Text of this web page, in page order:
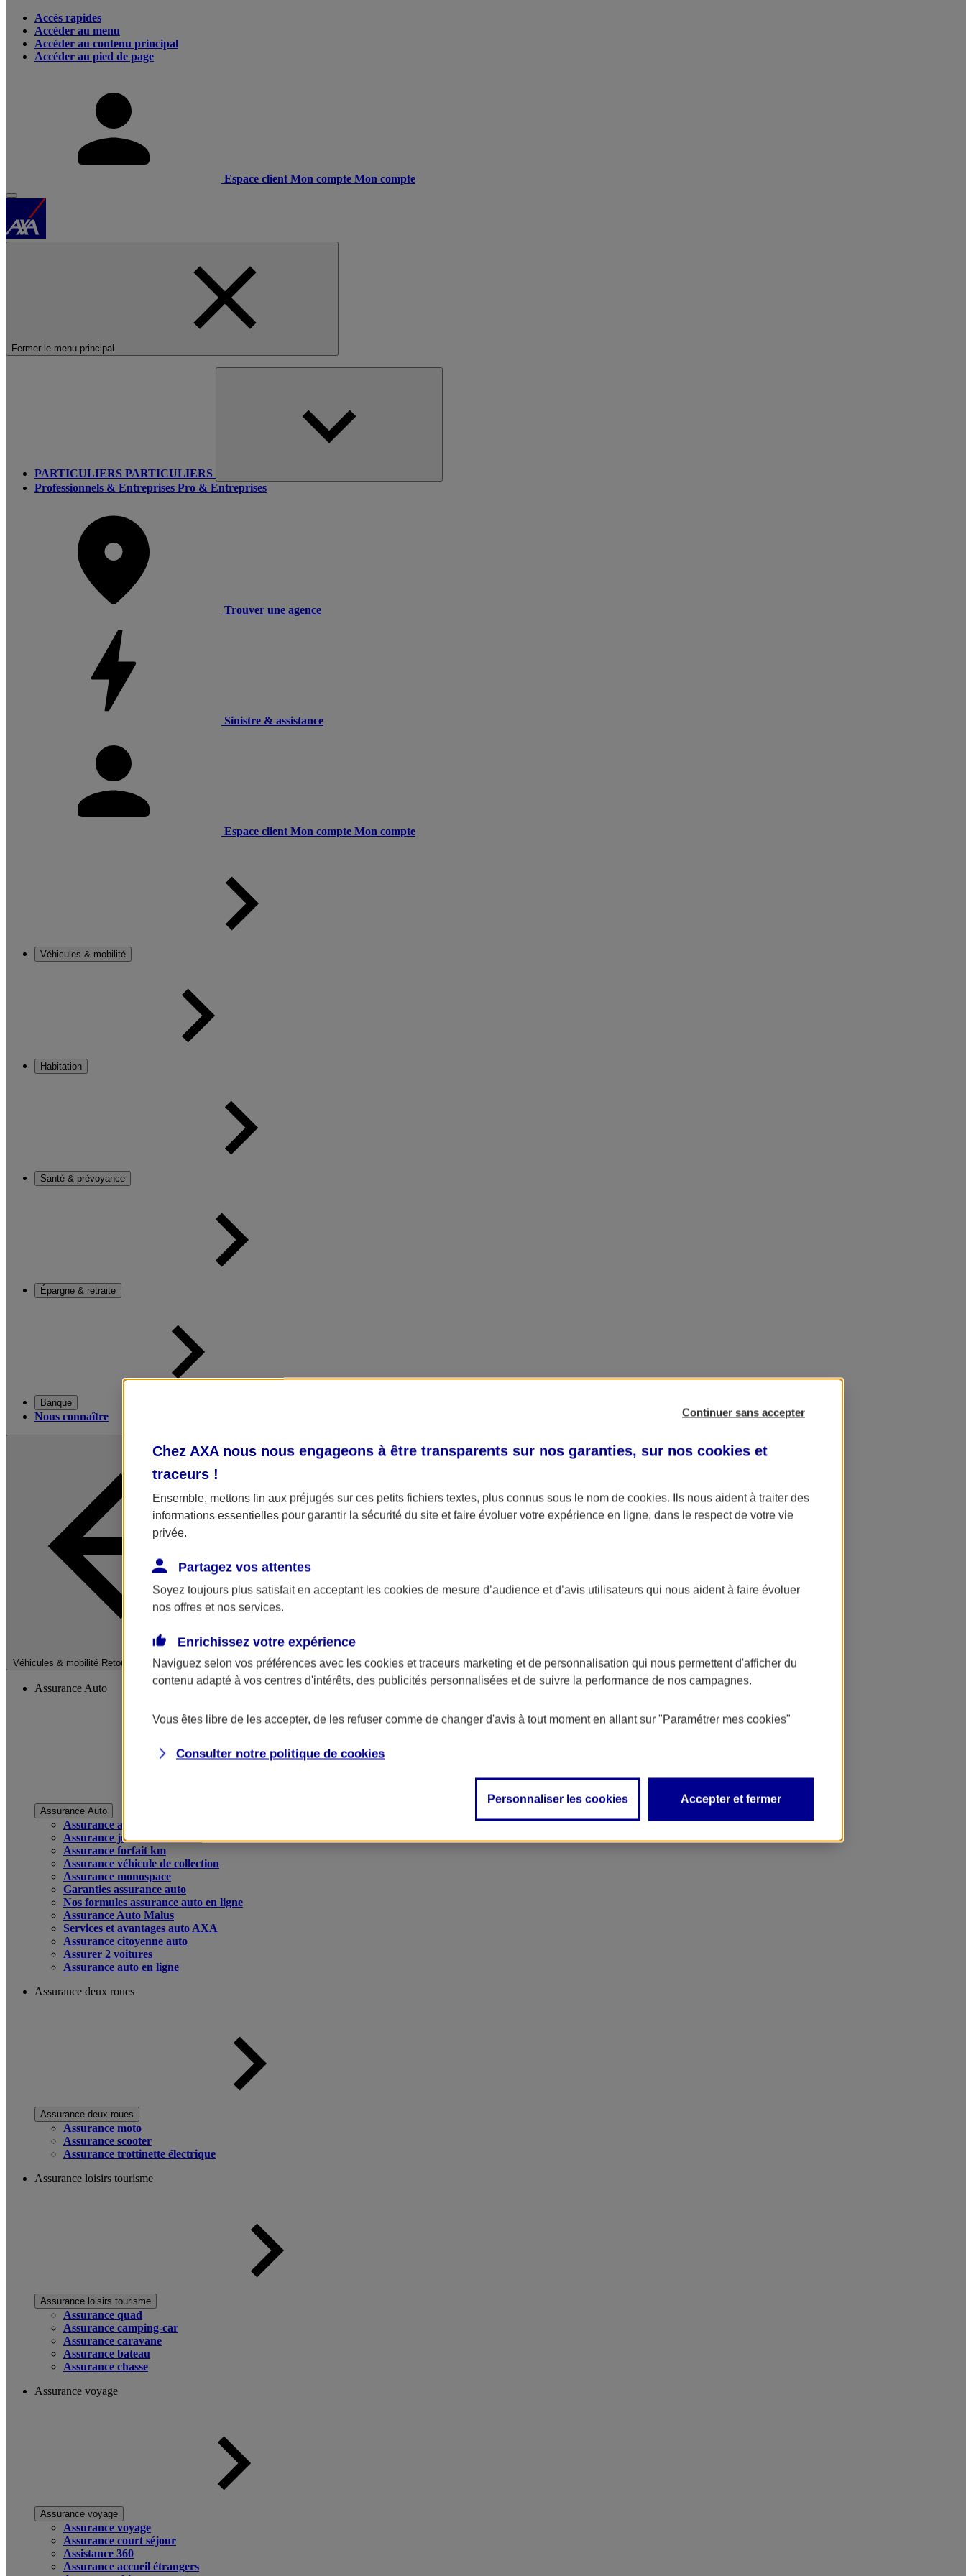
Accès rapides
Accéder au menu
Accéder au contenu principal
Accéder au pied de page
Espace client Mon compte Mon compte
Fermer le menu principal
PARTICULIERS PARTICULIERS
Professionnels & Entreprises Pro & Entreprises
Trouver une agence
Sinistre & assistance
Espace client Mon compte Mon compte
Véhicules & mobilité
Habitation
Santé & prévoyance
Épargne & retraite
Banque
Nous connaître
Véhicules & mobilité Retour à la section précédente
Fermer le menu principal
Assurance Auto
Assurance Auto
Assurance auto
Assurance jeune conducteur
Assurance forfait km
Assurance véhicule de collection
Assurance monospace
Garanties assurance auto
Nos formules assurance auto en ligne
Assurance Auto Malus
Services et avantages auto AXA
Assurance citoyenne auto
Assurer 2 voitures
Assurance auto en ligne
Assurance deux roues
Assurance deux roues
Assurance moto
Assurance scooter
Assurance trottinette électrique
Assurance loisirs tourisme
Assurance loisirs tourisme
Assurance quad
Assurance camping-car
Assurance caravane
Assurance bateau
Assurance chasse
Assurance voyage
Assurance voyage
Assurance voyage
Assurance court séjour
Assistance 360
Assurance accueil étrangers
Continuer sans accepter
Chez AXA nous nous engageons à être transparents sur nos garanties, sur nos cookies et
traceurs !
Ensemble, mettons fin aux préjugés sur ces petits fichiers textes, plus connus sous le nom de cookies. Ils nous aident à traiter des
informations essentielles pour garantir la sécurité du site et faire évoluer votre expérience en ligne, dans le respect de votre vie
privée.
Partagez vos attentes
Soyez toujours plus satisfait en acceptant les cookies de mesure d’audience et d’avis utilisateurs qui nous aident à faire évoluer
nos offres et nos services.
Enrichissez votre expérience
Naviguez selon vos préférences avec les cookies et traceurs marketing et de personnalisation qui nous permettent d'afficher du
contenu adapté à vos centres d'intérêts, des publicités personnalisées et de suivre la performance de nos campagnes.
Vous êtes libre de les accepter, de les refuser comme de changer d'avis à tout moment en allant sur "Paramétrer mes cookies"
Consulter notre politique de cookies
Personnaliser les cookies Accepter et fermer